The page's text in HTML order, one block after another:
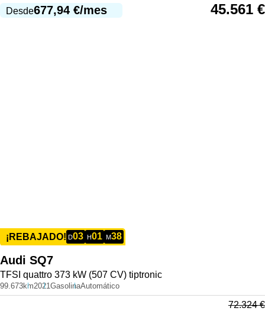
Desde677,94 €/mes 45.561 €
¡REBAJADO! D03 H01 M38
Audi SQ7
TFSI quattro 373 kW (507 CV) tiptronic
99.673km2021GasolinaAutomático
72.324€